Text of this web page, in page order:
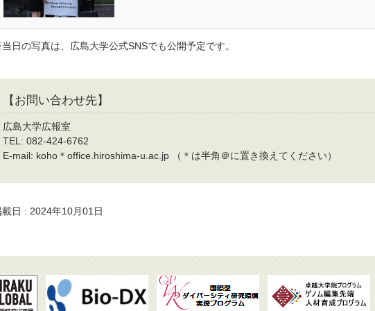
日の写真は、広島大学公式SNSでも公開予定です。
【お問い合わせ先】
広島大学広報室
TEL: 082-424-6762
E-mail: koho＊office.hiroshima-u.ac.jp （＊は半角＠に置き換えてください）
載日 : 2024年10月01日